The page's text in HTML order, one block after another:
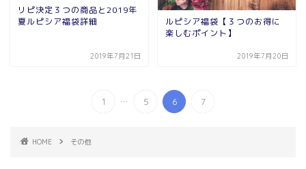
リピ決定３つの商品と2019年
夏ルピシア福袋詳細
2019年7月21日
ルピシア福袋【３つのお得に
楽しむポイント】
2019年7月20日
1 ... 5 6 7
HOME その他